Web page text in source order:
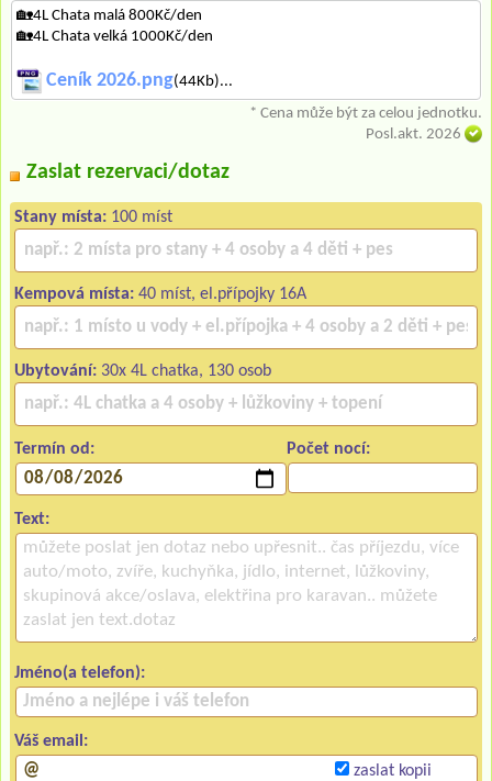
🏡4L Chata malá 800Kč/den
🏡4L Chata velká 1000Kč/den
Ceník 2026.png(44Kb)...
* Cena může být za celou jednotku.
Posl.akt. 2026
Zaslat rezervaci/dotaz
Stany místa: 100 míst
Kempová místa: 40 míst, el.přípojky 16A
Ubytování: 30x 4L chatka, 130 osob
Termín od: Počet nocí:
Text:
Jméno(a telefon):
Váš email:
zaslat kopii